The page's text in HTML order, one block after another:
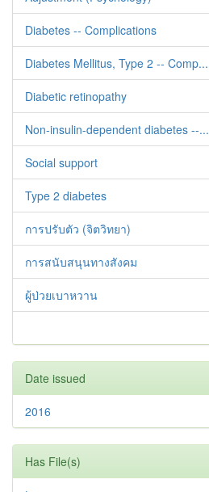
Diabetes -- Complications
Diabetes Mellitus, Type 2 -- Comp...
Diabetic retinopathy
Non-insulin-dependent diabetes --...
Social support
Type 2 diabetes‬‬‬‬‬‬
การปรับตัว (จิตวิทยา)
การสนับสนุนทางสังคม
ผู้ป่วยเบาหวาน
Date issued
2016
Has File(s)